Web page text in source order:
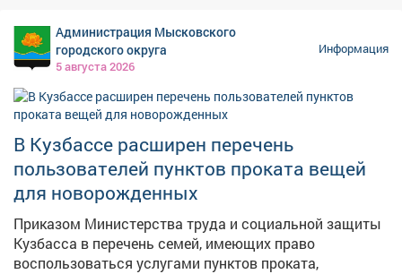
ребят шахтёрские специальности: подробно
разобрали, кто такие шахтёры, какими навыками
нужно обладать, чтобы работать в этой важной
своего дела. Ребята с большим вниманием изучали
требования к разным профессиям - теперь они знают,
что важно не только желание, но и упорство, знания и
здоровье! Такие встречи помогают детям сделать
первые шаги к осознанному выбору будущей
профессии и понять, насколько широк и интересен
мир труда вокруг нас
Администрация Мысковского
городского округа
5 августа 2026
Информация
В Кузбассе расширен перечень
пользователей пунктов проката вещей
для новорожденных
Приказом Министерства труда и социальной защиты
Кузбасса в перечень семей, имеющих право
воспользоваться услугами пунктов проката,